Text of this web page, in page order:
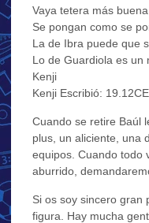
Vaya tetera más buena
Se pongan como se
La de Ibra puede que
Lo de Guardiola es un
Kenji
Kenji Escribió:
Cuando se retire Baúl
plus, un aliciente, una
equipos. Cuando todo
aburrido,
Si os soy sincero gran
figura. Hay mucha